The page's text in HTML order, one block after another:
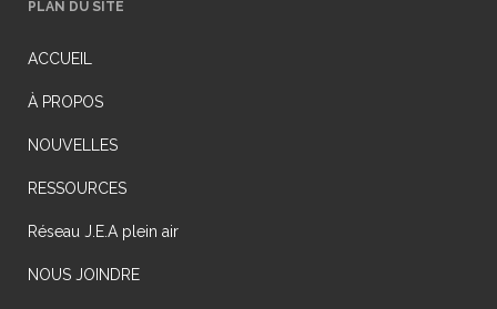
PLAN DU SITE
ACCUEIL
À PROPOS
NOUVELLES
RESSOURCES
Réseau J.E.A plein air
NOUS JOINDRE